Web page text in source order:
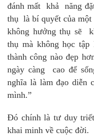
đánh mất khả năng
thụ là bí quyết của một
không hưởng thụ sẽ
thụ mà không học
thành công nào đẹp
ngày càng cao để
nghĩa là làm đạo
mình.”
Đó chính là tư duy
khai minh về cuộc đời.